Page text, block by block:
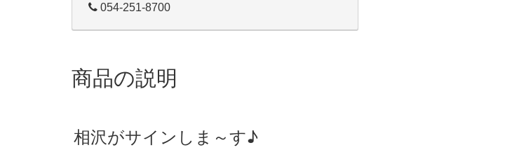
054-251-8700
商品の説明
相沢がサインしま～す♪